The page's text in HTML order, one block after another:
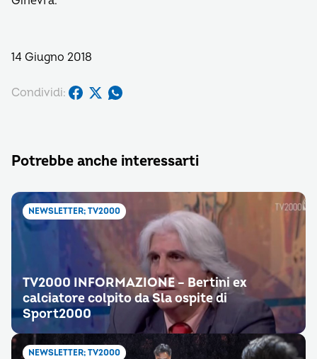
14 Giugno 2018
Condividi:
Potrebbe anche interessarti
NEWSLETTER; TV2000
TV2000 INFORMAZIONE – Bertini ex
calciatore colpito da Sla ospite di
Sport2000
NEWSLETTER; TV2000